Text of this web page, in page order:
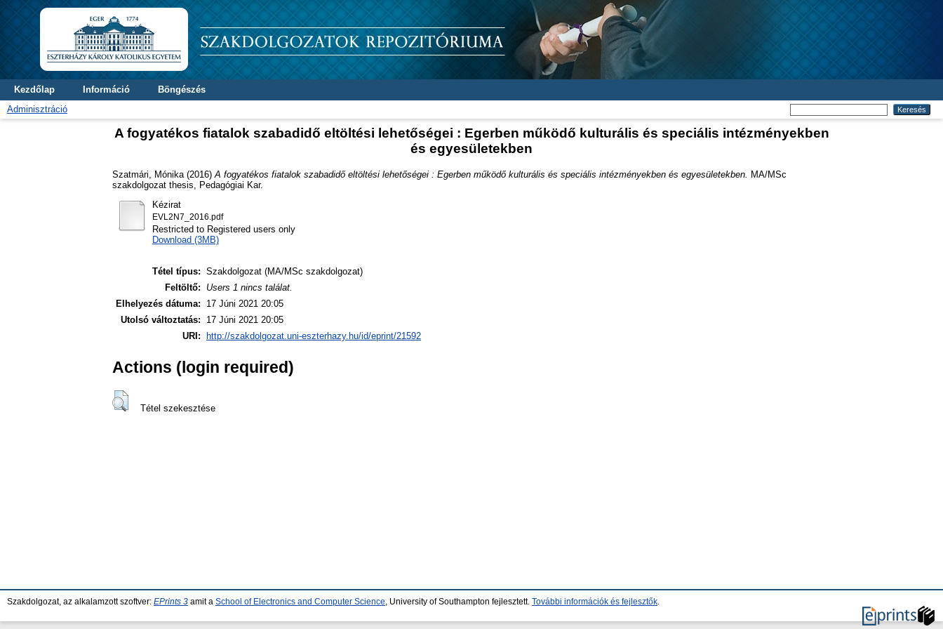
Kezdőlap Információ
Böngészés
Adminisztráció
A fogyatékos fiatalok szabadidő eltöltési lehetőségei : Egerben működő kulturális és speciális intézményekben
és egyesületekben
Szatmári, Mónika (2016) A fogyatékos fiatalok szabadidő eltöltési lehetőségei : Egerben működő kulturális és speciális intézményekben és egyesületekben.
MA/MSc
szakdolgozat thesis, Pedagógiai Kar.
Kézirat
EVL2N7_2016.pdf
Restricted to Registered users only
Download (3MB)
Tétel típus: Szakdolgozat (MA/MSc szakdolgozat)
Feltöltő:
Users 1 nincs találat.
Elhelyezés dátuma:
17 Júni 2021 20:05
Utolsó változtatás:
17 Júni 2021 20:05
URI:
http://szakdolgozat.uni-eszterhazy.hu/id/eprint/21592
Actions (login required)
Tétel szekesztése
Szakdolgozat, az alkalamzott szoftver: EPrints 3 amit a School of Electronics and Computer Science , University of Southampton fejlesztett. További információk és fejlesztők